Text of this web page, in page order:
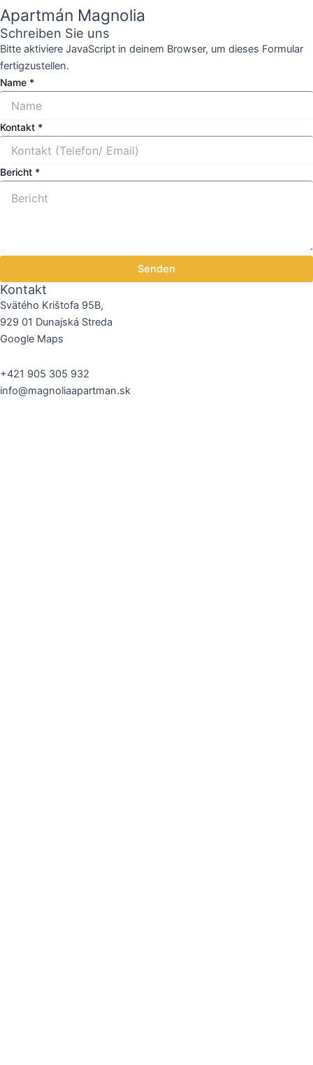
Apartmán Magnolia
Schreiben Sie uns
Bitte aktiviere JavaScript in deinem Browser, um dieses Formular
fertigzustellen.
Name *
Kontakt
Bericht
Kontakt *
Bericht *
Senden
Kontakt
Svätého Krištofa 95B,
929 01 Dunajská Streda
Google Maps
+421 905 305 932
info@magnoliaapartman.sk